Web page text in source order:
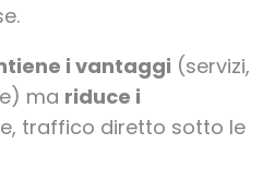
i vantaggi (servizi,
ma riduce i
traffico diretto sotto le